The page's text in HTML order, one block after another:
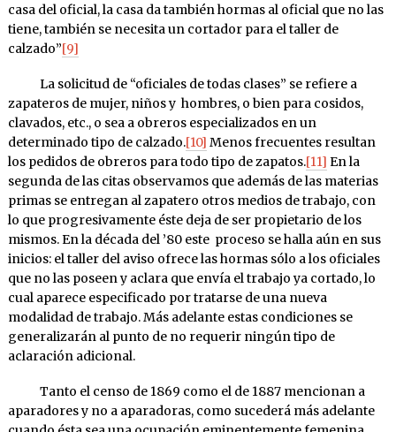
casa del oficial, la casa da también hormas al oficial que no las
tiene, también se necesita un cortador para el taller de
calzado”[9]
La solicitud de “oficiales de todas clases” se refiere a
zapateros de mujer, niños y hombres, o bien para cosidos,
clavados, etc., o sea a obreros especializados en un
determinado tipo de calzado.[10] Menos frecuentes resultan
los pedidos de obreros para todo tipo de zapatos.[11] En la
segunda de las citas observamos que además de las materias
primas se entregan al zapatero otros medios de trabajo, con
lo que progresivamente éste deja de ser propietario de los
mismos. En la década del ’80 este proceso se halla aún en sus
inicios: el taller del aviso ofrece las hormas sólo a los oficiales
que no las poseen y aclara que envía el trabajo ya cortado, lo
cual aparece especificado por tratarse de una nueva
modalidad de trabajo. Más adelante estas condiciones se
generalizarán al punto de no requerir ningún tipo de
aclaración adicional.
Tanto el censo de 1869 como el de 1887 mencionan a
aparadores y no a aparadoras, como sucederá más adelante